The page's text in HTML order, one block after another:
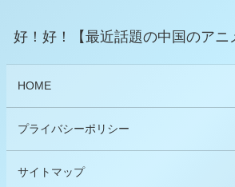
好！好！【最近話題の中国のアニ
HOME
プライバシーポリシー
サイトマップ